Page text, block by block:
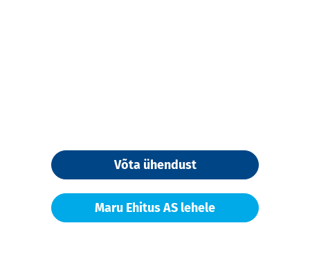
Võta ühendust
Maru Ehitus AS lehele